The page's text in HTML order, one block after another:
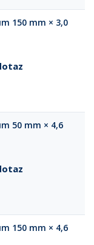
150 mm × 3,0
50 mm × 4,6
150 mm × 4,6